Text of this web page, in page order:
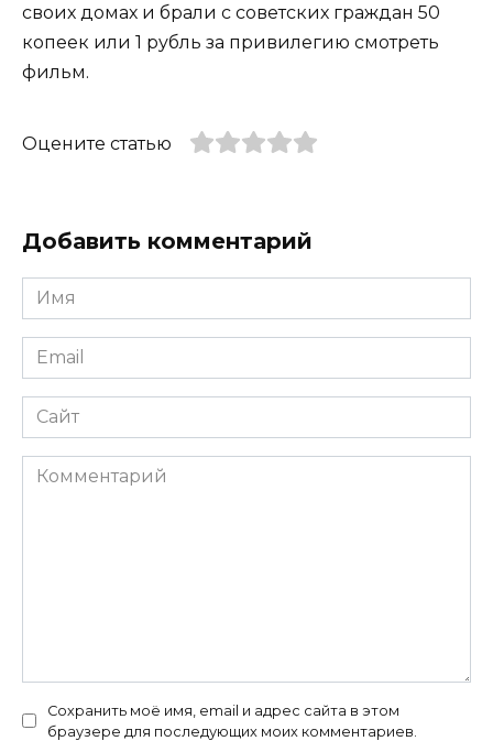
своих домах и брали с советских граждан 50
копеек или 1 рубль за привилегию смотреть
фильм.
Оцените статью
Добавить комментарий
Имя
*
Email
*
Сайт
Комментарий
Сохранить моё имя, email и адрес сайта в этом
браузере для последующих моих комментариев.